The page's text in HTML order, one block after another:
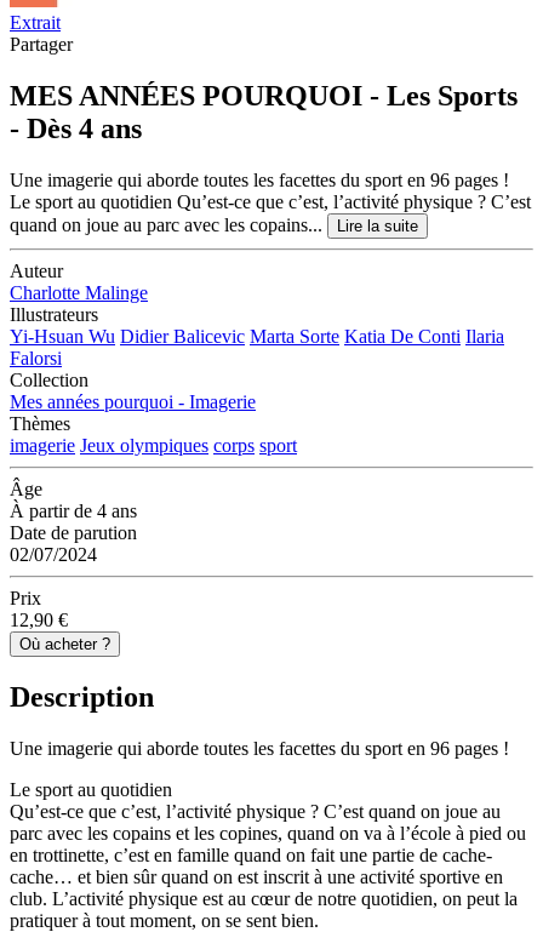
Extrait
Partager
MES ANNÉES POURQUOI - Les Sports
- Dès 4 ans
Une imagerie qui aborde toutes les facettes du sport en 96 pages !
Le sport au quotidien Qu’est-ce que c’est, l’activité physique ? C’est
quand on joue au parc avec les copains...
Lire la suite
Auteur
Charlotte Malinge
Illustrateurs
Yi-Hsuan Wu Didier Balicevic Marta Sorte Katia De Conti Ilaria
Falorsi
Collection
Mes années pourquoi - Imagerie
Thèmes
imagerie Jeux olympiques corps sport
Âge
À partir de 4 ans
Date de parution
02/07/2024
Prix
12,90 €
Où acheter ?
Description
Une imagerie qui aborde toutes les facettes du sport en 96 pages !
Le sport au quotidien
Qu’est-ce que c’est, l’activité physique ? C’est quand on joue au
parc avec les copains et les copines, quand on va à l’école à pied ou
en trottinette, c’est en famille quand on fait une partie de cache-
cache… et bien sûr quand on est inscrit à une activité sportive en
club. L’activité physique est au cœur de notre quotidien, on peut la
pratiquer à tout moment, on se sent bien.